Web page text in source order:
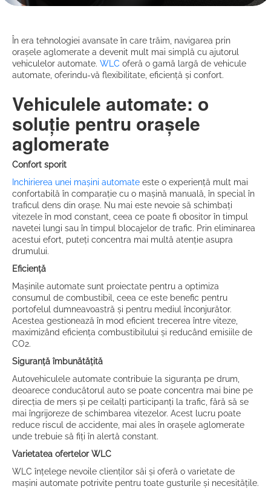
În era tehnologiei avansate în care trăim, navigarea prin
orașele aglomerate a devenit mult mai simplă cu ajutorul
vehiculelor automate. WLC oferă o gamă largă de vehicule
automate, oferindu-vă flexibilitate, eficiență și confort.
Vehiculele automate: o
soluție pentru orașele
aglomerate
Confort sporit
Inchirierea unei mașini automate este o experiență mult mai
confortabilă în comparație cu o mașină manuală, în special în
traficul dens din orașe. Nu mai este nevoie să schimbați
vitezele în mod constant, ceea ce poate fi obositor în timpul
navetei lungi sau în timpul blocajelor de trafic. Prin eliminarea
acestui efort, puteți concentra mai multă atenție asupra
drumului.
Eficiență
Mașinile automate sunt proiectate pentru a optimiza
consumul de combustibil, ceea ce este benefic pentru
portofelul dumneavoastră și pentru mediul înconjurător.
Acestea gestionează în mod eficient trecerea între viteze,
maximizând eficiența combustibilului și reducând emisiile de
CO2.
Siguranță îmbunătățită
Autovehiculele automate contribuie la siguranța pe drum,
deoarece conducătorul auto se poate concentra mai bine pe
direcția de mers și pe ceilalți participanți la trafic, fără să se
mai îngrijoreze de schimbarea vitezelor. Acest lucru poate
reduce riscul de accidente, mai ales în orașele aglomerate
unde trebuie să fiți în alertă constant.
Varietatea ofertelor WLC
WLC înțelege nevoile clienților săi și oferă o varietate de
mașini automate potrivite pentru toate gusturile și necesitățile.